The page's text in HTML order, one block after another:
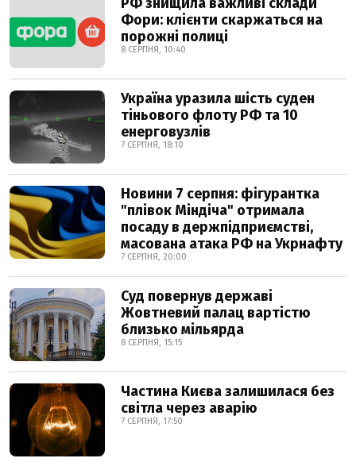
Фори: клієнти скаржаться на
порожні полиці
8 СЕРПНЯ, 10:40
Україна уразила шість суден
тіньового флоту РФ та 10
енерговузлів
7 СЕРПНЯ, 18:10
Новини 7 серпня: фігурантка
"плівок Міндіча" отримала
посаду в держпідприємстві,
масована атака РФ на Укрнафту
7 СЕРПНЯ, 20:00
Суд повернув державі
Жовтневий палац вартістю
близько мільярда
8 СЕРПНЯ, 15:15
Частина Києва залишилася без
світла через аварію
7 СЕРПНЯ, 17:50